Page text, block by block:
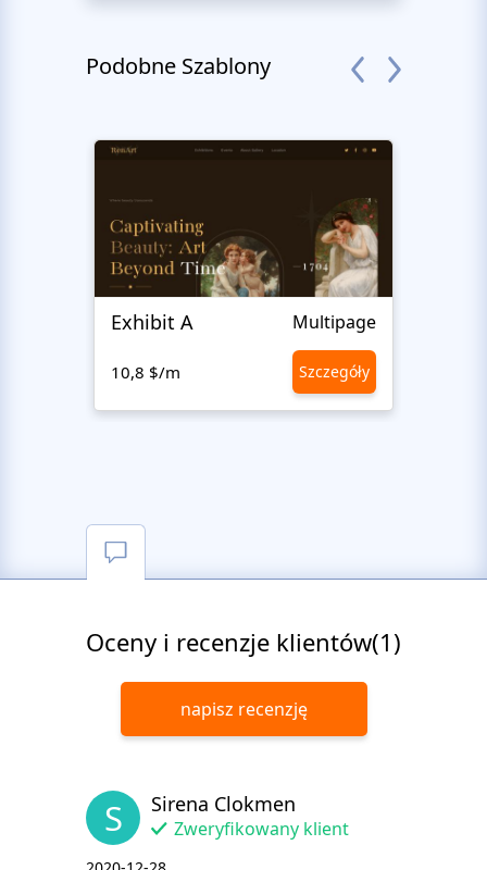
Podobne Szablony
Exhibit A Multipage
10,8 $/m Szczegóły
Oceny i recenzje klientów(1)
napisz recenzję
S Sirena Clokmen
Zweryfikowany klient